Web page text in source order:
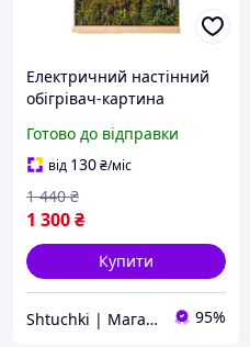
Електричний настінний
обігрівач-картина
Готово до відправки
від 130₴/міс
1 300₴
1 440 ₴
Купити
Shtuchki | Магазин корисних штучок 95%